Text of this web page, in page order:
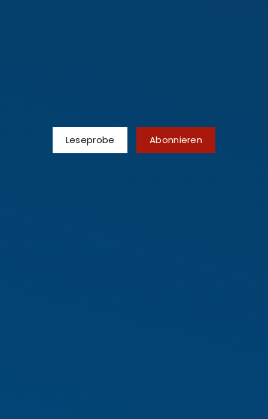
Leseprobe Abonnieren